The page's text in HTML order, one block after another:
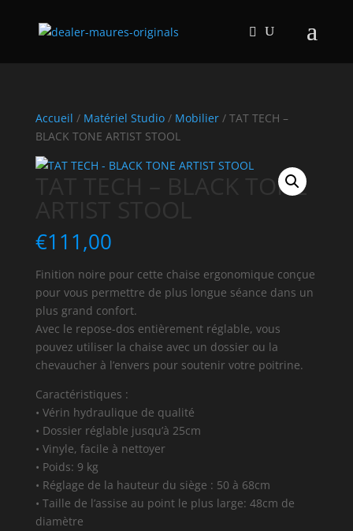
Accueil / Matériel Studio/ Mobilier/ TAT TECH –
BLACK TONE ARTIST STOOL
TAT TECH – BLACK TONE
€111,00
Finition noire pour cette chaise ergonomique conçue
pour vous permettre de plus longue séance dans un
plus grand confort.
Avec le repose-dos entièrement réglable, vous
pouvez utiliser la chaise avec un dossier ou la
chevaucher à l’envers pour soutenir votre poitrine.
Caractéristiques :
• Vérin hydraulique de qualité
• Dossier réglable jusqu’à 25cm
• Vinyle, facile à nettoyer
• Poids: 9 kg
• Réglage de la hauteur du siège : 50 à 68cm
• Taille de l’assise au point le plus large: 48cm de
diamètre